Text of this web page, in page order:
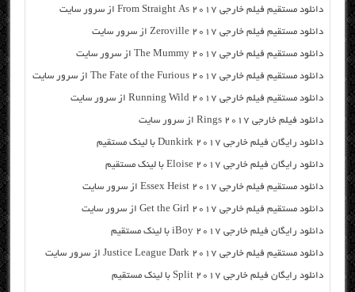
دانلود مستقیم فیلم خارجی From Straight As 2017 از سرور سایت
دانلود مستقیم فیلم خارجی Zeroville 2017 از سرور سایت
دانلود مستقیم فیلم خارجی The Mummy 2017 از سرور سایت
دانلود مستقیم فیلم خارجی The Fate of the Furious 2017 از سرور سایت
دانلود مستقیم فیلم خارجی Running Wild 2017 از سرور سایت
دانلود فیلم خارجی Rings 2017 از سرور سایت
دانلود رایگان فیلم خارجی Dunkirk 2017 با لینک مستقیم
دانلود رایگان فیلم خارجی Eloise 2017 با لینک مستقیم
دانلود مستقیم فیلم خارجی Essex Heist 2017 از سرور سایت
دانلود مستقیم فیلم خارجی Get the Girl 2017 از سرور سایت
دانلود رایگان فیلم خارجی iBoy 2017 با لینک مستقیم
دانلود مستقیم فیلم خارجی Justice League Dark 2017 از سرور سایت
دانلود رایگان فیلم خارجی Split 2017 با لینک مستقیم